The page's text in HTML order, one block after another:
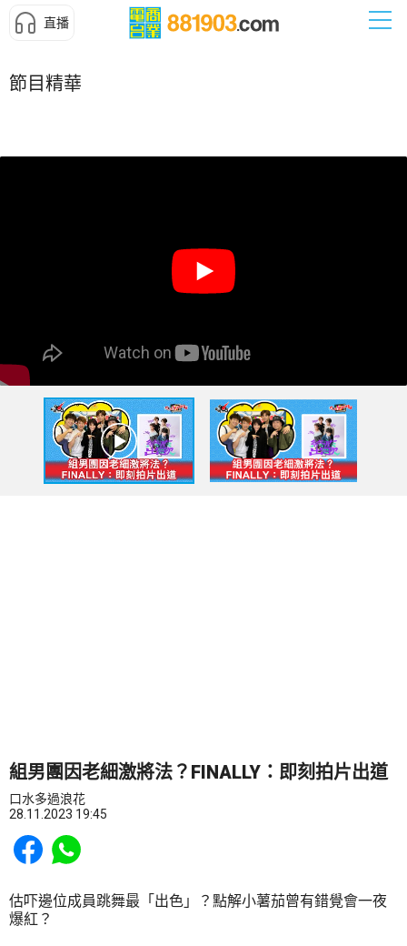
直播
節目精華
組男團因老細激將法？FINALLY：即刻拍片出道
口水多過浪花
28.11.2023 19:45
Share to Facebook
Share to WhatsApp
估吓邊位成員跳舞最「出色」？點解小薯茄曾有錯覺會一夜
爆紅？